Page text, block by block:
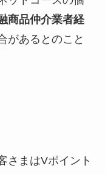
商品仲介業者経
があるとのこと
さまはVポイント